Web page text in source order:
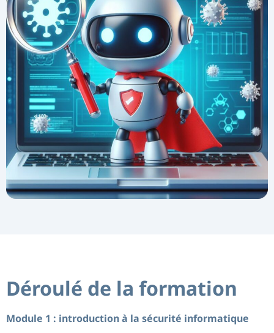
Déroulé de la formation
Module 1 : introduction à la sécurité informatique